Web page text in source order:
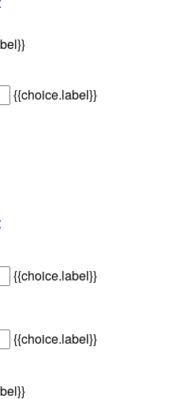
{{choice.label}}
{{choice.label}}
{{choice.label}}